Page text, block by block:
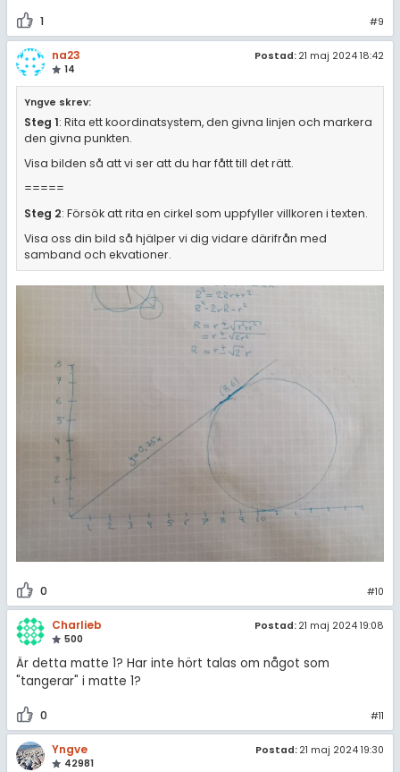
1 #9
na23
14
Postad: 21 maj 2024 18:42
Yngve skrev:
Steg 1: Rita ett koordinatsystem, den givna linjen och markera
den givna punkten.
Visa bilden så att vi ser att du har fått till det rätt.
=====
Steg 2: Försök att rita en cirkel som uppfyller villkoren i texten.
Visa oss din bild så hjälper vi dig vidare därifrån med
samband och ekvationer.
0 #10
Charlieb
500
Postad: 21 maj 2024 19:08
Är detta matte 1? Har inte hört talas om något som
"tangerar" i matte 1?
0 #11
Yngve
42981
Postad: 21 maj 2024 19:30